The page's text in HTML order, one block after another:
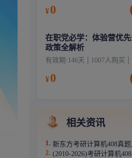
¥0
在职党必学：体验营优先
政策全解析
有效期: 146天 1007人购买
¥0
相关资讯